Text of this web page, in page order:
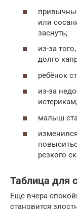
или
заснуть;
из-за
долго
ребёнок
из-за
истерикам;
малыш
резкого
Таблица для
Еще вчера
становится